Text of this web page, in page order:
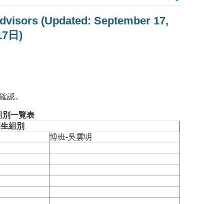
(Updated: September 17,
日)
認。
別一覽表
組別
博班-吳雲明